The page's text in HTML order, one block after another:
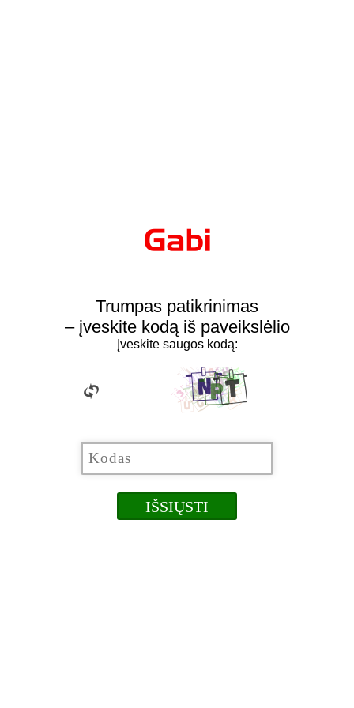
Trumpas patikrinimas
– įveskite kodą iš paveikslėlio
Įveskite saugos kodą: